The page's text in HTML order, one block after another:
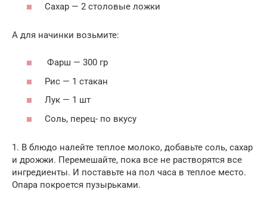
Сахар — 2 столовые ложки
А для начинки возьмите:
Фарш — 300 гр
Рис — 1 стакан
Лук — 1 шт
Соль, перец- по вкусу
1. В блюдо налейте теплое молоко, добавьте соль, сахар
и дрожжи. Перемешайте, пока все не растворятся все
ингредиенты. И поставьте на пол часа в теплое место.
Опара покроется пузырьками.